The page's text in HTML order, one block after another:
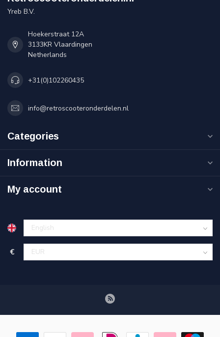
Yreb B.V.
Hoekerstraat 12A
3133KR Vlaardingen
Netherlands
+31(0)102260435
info@retroscooteronderdelen.nl
Categories
Information
My account
€